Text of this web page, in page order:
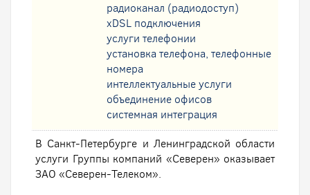
радиоканал (радиодоступ)
xDSL подключения
услуги телефонии
установка телефона, телефонные
номера
интеллектуальные услуги
oбъединение офисов
системная интеграция
В Санкт-Петербурге и Ленинградской области
услуги Группы компаний «Северен» оказывает
ЗАО «Северен-Телеком».